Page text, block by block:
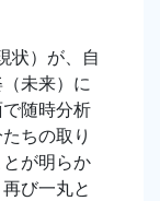
状）が、自
未来）に
随時分析
ちの取り
が明らか
び一丸と